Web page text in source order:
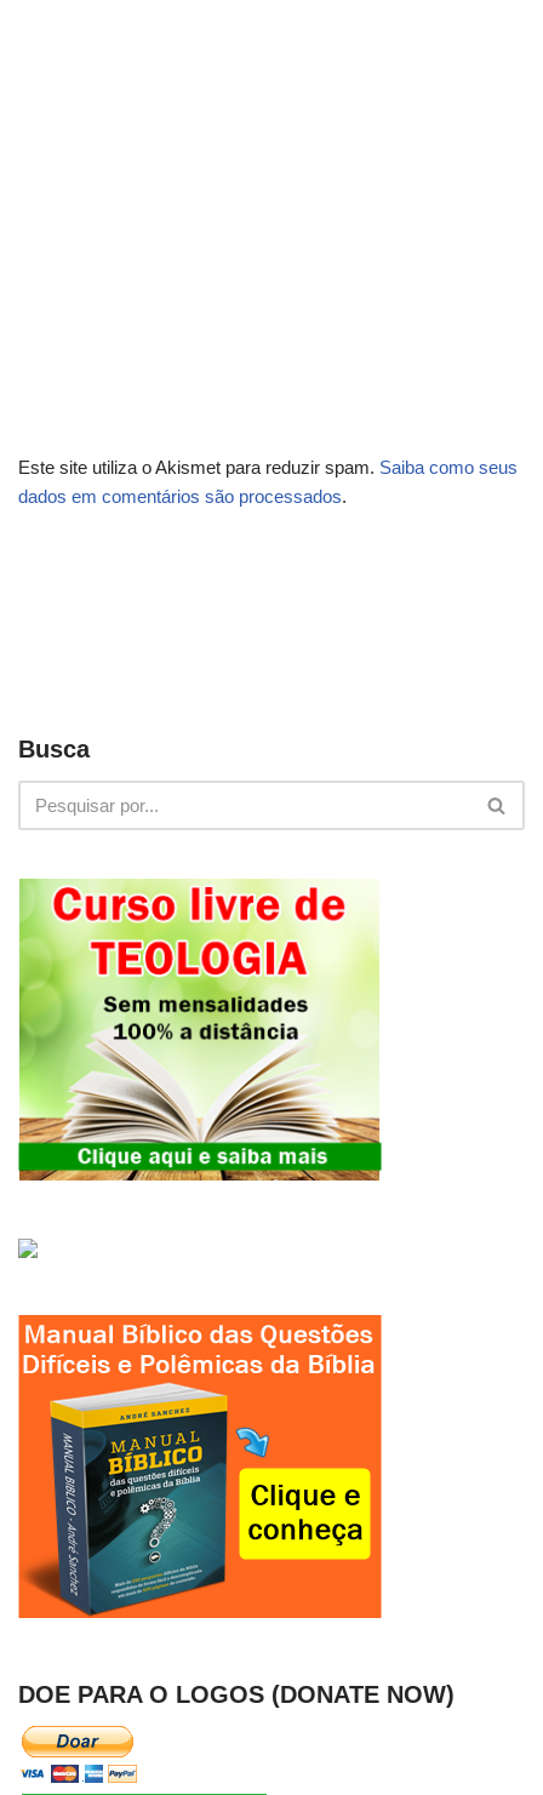
Este site utiliza o Akismet para reduzir spam. Saiba como seus
dados em comentários são processados.
Busca
DOE PARA O LOGOS (DONATE NOW)